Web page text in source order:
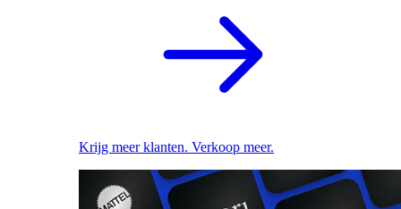
Krijg meer klanten. Verkoop meer.